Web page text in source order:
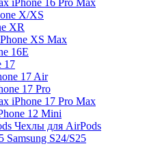
iPhone 16 Pro Max
X/XS
XR
XS Max
16E
17
17 Air
17 Pro
iPhone 17 Pro Max
12 Mini
Чехлы для AirPods
Samsung S24/S25